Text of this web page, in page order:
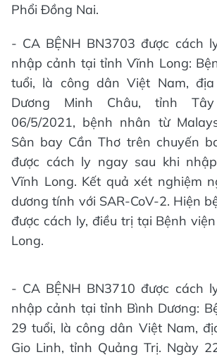
Phổi Đồng Nai.
- CA BỆNH BN3703 được cách
nhập cảnh tại tỉnh Vĩnh Long:
tuổi, là công dân Việt Nam,
Dương Minh Châu, tỉnh
06/5/2021, bệnh nhân từ
Sân bay Cần Thơ trên chuyến
được cách ly ngay sau khi
Vĩnh Long. Kết quả xét nghiệm
dương tính với SAR-CoV-2. Hiện
được cách ly, điều trị tại Bệnh
Long.
- CA BỆNH BN3710 được cách
nhập cảnh tại tỉnh Bình Dương:
29 tuổi, là công dân Việt Nam,
Gio Linh, tỉnh Quảng Trị. Ngày